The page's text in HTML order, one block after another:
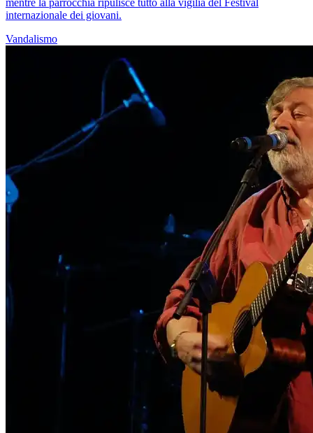
internazionale dei giovani.
Vandalismo